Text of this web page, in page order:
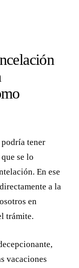
tener
se lo
En ese
a la
en
trámite.
vacaciones